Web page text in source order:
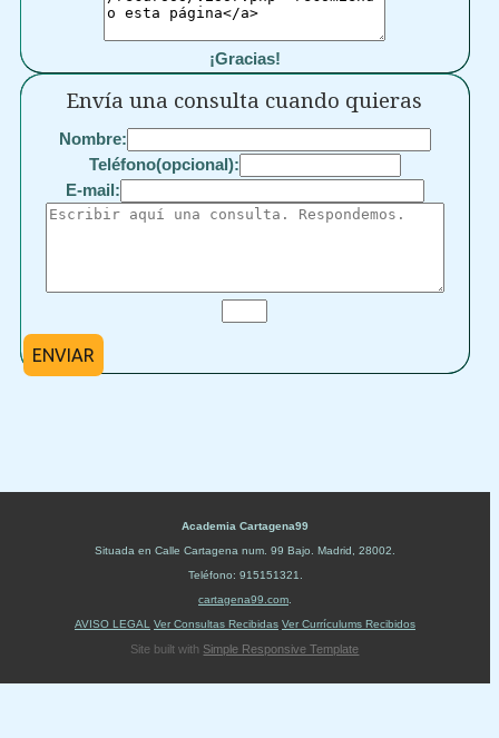
¡Gracias!
Envía una consulta cuando quieras
Nombre:
Teléfono(opcional):
E-mail:
ENVIAR
Academia Cartagena99
Situada en Calle Cartagena num. 99 Bajo Madrid 28002
Teléfono: 915151321
cartagena99.com
AVISO LEGAL
Ver Consultas Recibidas Ver Currículums Recibidos
Site built with Simple Responsive Template